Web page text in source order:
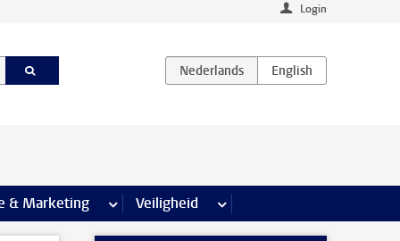
Login
& Marketing meer Communicatie & Marketing pagina’s
Veiligheid meer Veiligheid pagina’s